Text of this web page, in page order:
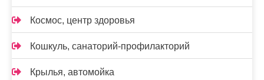
Космос, центр здоровья
Кошкуль, санаторий-профилакторий
Крылья, автомойка